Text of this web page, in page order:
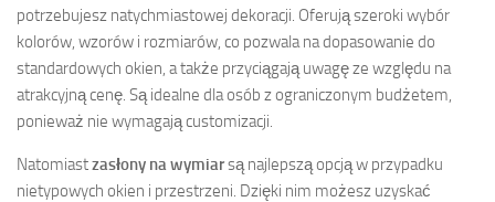
potrzebujesz natychmiastowej dekoracji. Oferują szeroki wybór
kolorów, wzorów i rozmiarów, co pozwala na dopasowanie do
standardowych okien, a także przyciągają uwagę ze względu na
atrakcyjną cenę. Są idealne dla osób z ograniczonym budżetem,
ponieważ nie wymagają customizacji.
Natomiastzasłony na wymiarsą najlepszą opcją w przypadku
nietypowych okien i przestrzeni. Dzięki nim możesz uzyskać